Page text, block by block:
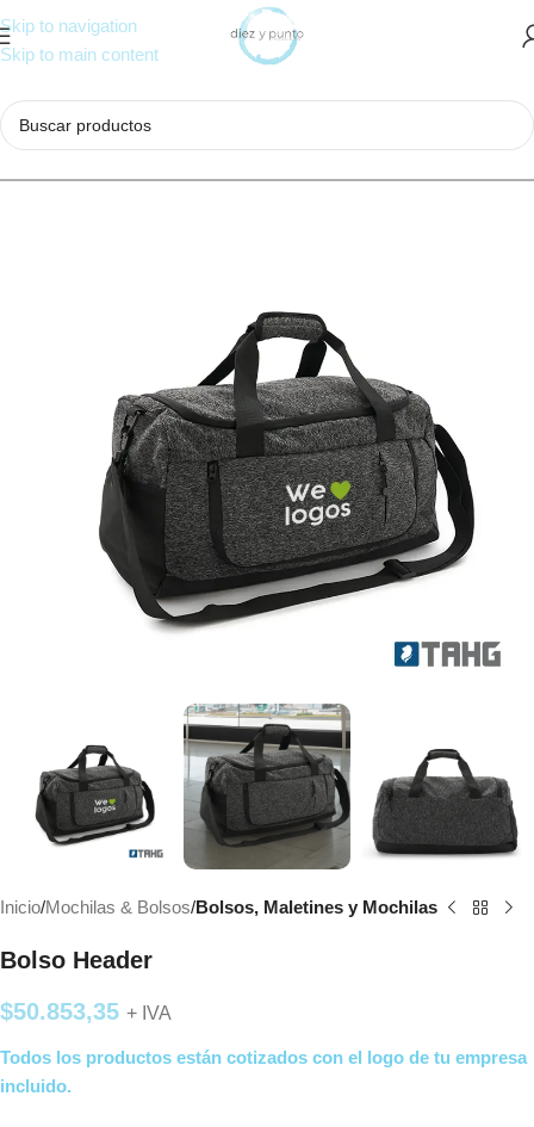
Skip to navigation
Skip to main content
Inicio Mochilas & Bolsos Bolsos, Maletines y Mochilas
Bolso Header
$50.853,35 + IVA
Todos los productos están cotizados con el logo de tu empresa
incluido.